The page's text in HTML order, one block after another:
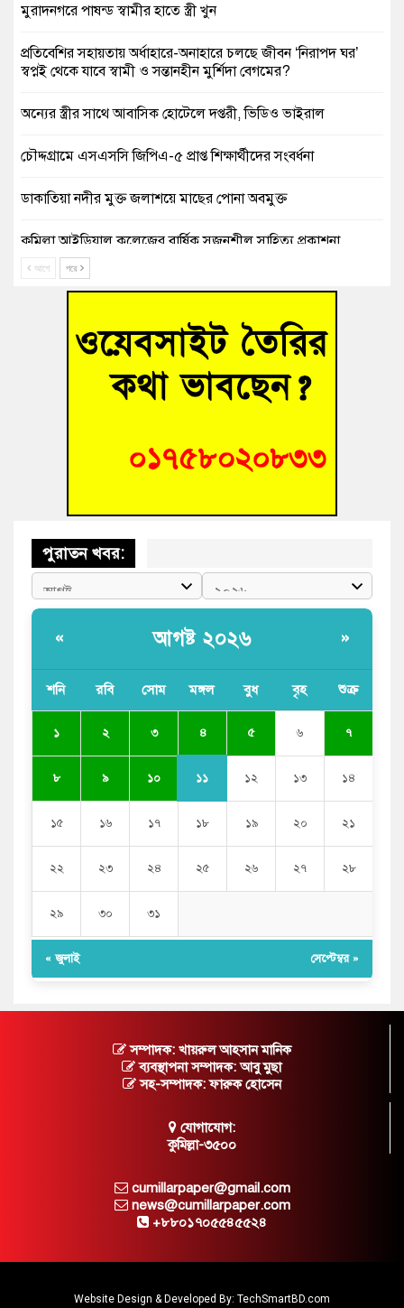
মুরাদনগরে পাষন্ড স্বামীর হাতে স্ত্রী খুন
প্রতিবেশির সহায়তায় অর্ধাহারে-অনাহারে চলছে জীবন ‘নিরাপদ ঘর’
স্বপ্নই থেকে যাবে স্বামী ও সন্তানহীন মুর্শিদা বেগমের?
অন্যের স্ত্রীর সাথে আবাসিক হোটেলে দপ্তরী, ভিডিও ভাইরাল
চৌদ্দগ্রামে এসএসসি জিপিএ-৫ প্রাপ্ত শিক্ষার্থীদের সংবর্ধনা
ডাকাতিয়া নদীর মুক্ত জলাশয়ে মাছের পোনা অবমুক্ত
কুমিল্লা আইডিয়াল কলেজের বার্ষিক সৃজনশীল সাহিত্য প্রকাশনা
উৎসাহের মোড়ক উম্মোচন
বুড়িচংয়ে মাদক সহ ভারতীয় নাগরিক দুই মাদক ব্যবসায়ী আটক
দাউদকান্দিতে পানিতে ডুবে দুই শিশুর মৃত্যু
আগে পরে
পুরাতন খবর:
« আগষ্ট ২০২৬ »
শনি রবি সোম মঙ্গল বুধ বৃহ শুক্র
১ ২ ৩ ৪ ৫ ৬ ৭
৮ ৯ ১০ ১১ ১২ ১৩ ১৪
১৫ ১৬ ১৭ ১৮ ১৯ ২০ ২১
২২ ২৩ ২৪ ২৫ ২৬ ২৭ ২৮
২৯ ৩০ ৩১
« জুলাই সেপ্টেম্বর »
সম্পাদক: খায়রুল আহসান মানিক
ব্যবস্থাপনা সম্পাদক: আবু মুছা
সহ-সম্পাদক: ফারুক হোসেন
যোগাযোগ:
কুমিল্লা-৩৫০০
cumillarpaper@gmail.com
news@cumillarpaper.com
+৮৮০১৭০৫৫৪৫৫২৪
Website Design & Developed By: TechSmartBD.com